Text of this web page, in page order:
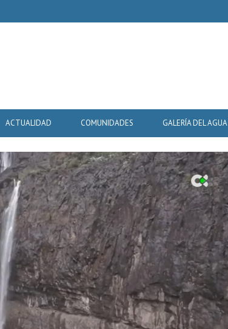
ACTUALIDAD COMUNIDADES GALERÍA DEL AGUA